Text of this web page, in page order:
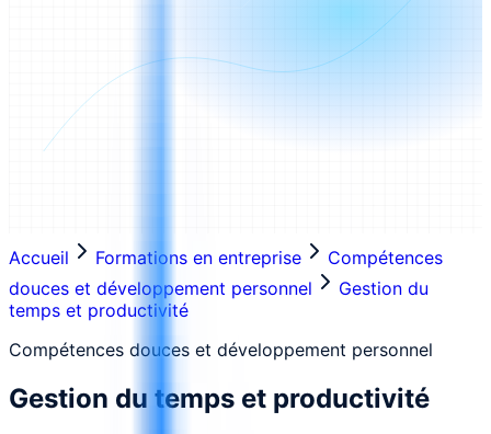
Accueil Formations en entreprise
Compétences
douces et développement personnel
Gestion du
temps et productivité
Compétences douces et développement personnel
Gestion du temps et productivité